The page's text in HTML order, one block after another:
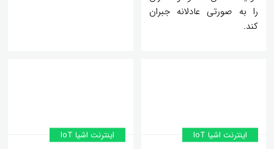
را به صورتی عادلانه جبران
کند.
اینترنت اشیا IoT اینترنت اشیا IoT